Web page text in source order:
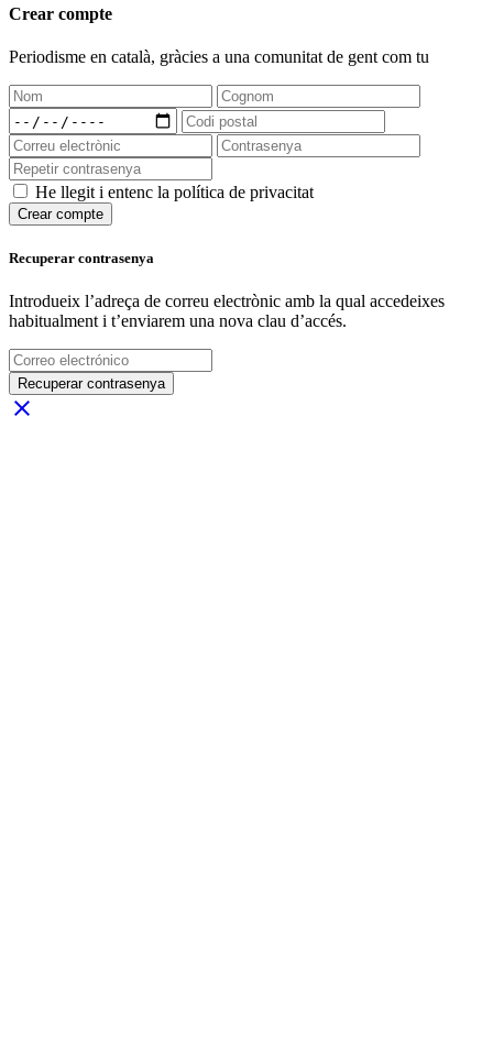
Crear compte
Periodisme en català, gràcies a una comunitat de gent com tu
He llegit i entenc la política de privacitat
Crear compte
Recuperar contrasenya
Introdueix l’adreça de correu electrònic amb la qual accedeixes
habitualment i t’enviarem una nova clau d’accés.
Recuperar contrasenya
close